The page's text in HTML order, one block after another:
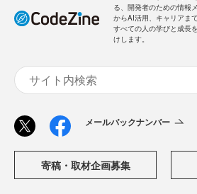
る、開発者のための情報
からAI活用、キャリアま
すべての人の学びと成長
けします。
メールバックナンバー
寄稿・取材企画募集